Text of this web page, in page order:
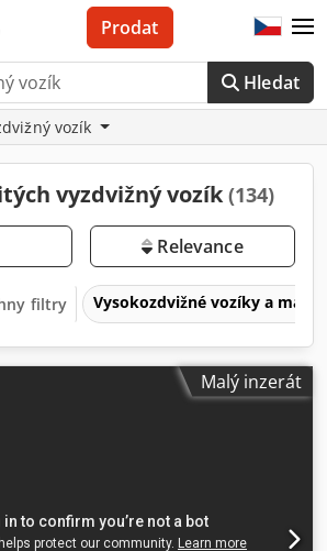
Hledat
Prodat
vozík
vyzdvižný vozík (134)
Relevance
filtry Vysokozdvižné vozíky a
Malý inzerát